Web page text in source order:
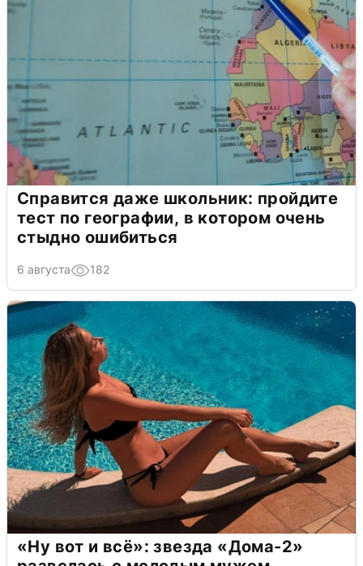
Справится даже школьник: пройдите
тест по географии, в котором очень
стыдно ошибиться
6 августа 182
«Ну вот и всё»: звезда «Дома-2»